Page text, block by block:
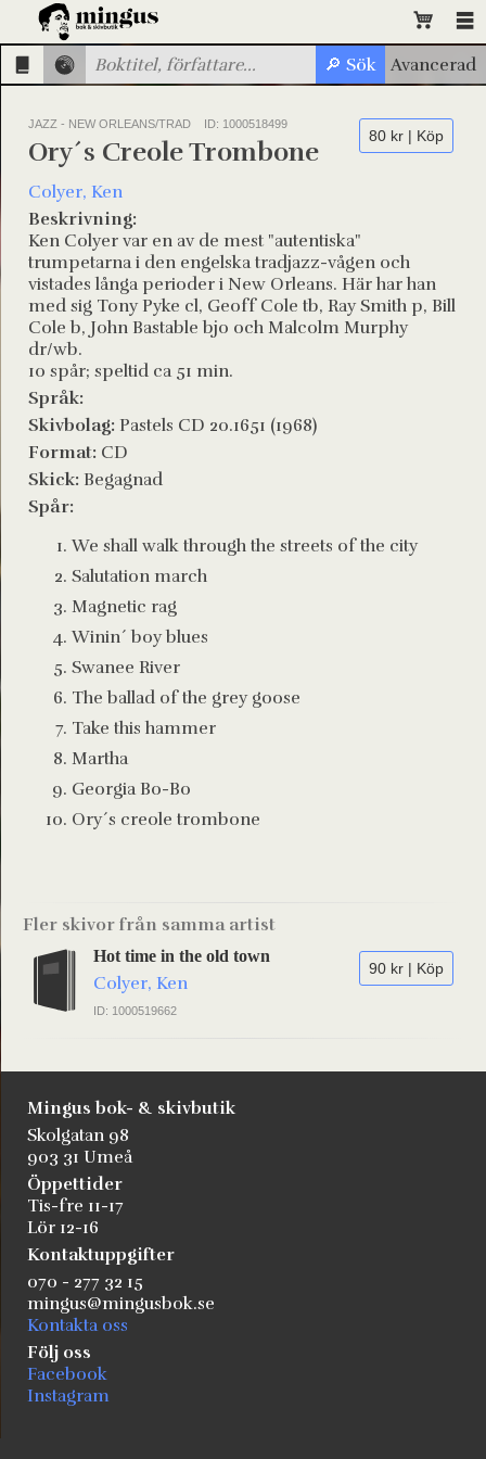
JAZZ - NEW ORLEANS/TRAD ID: 1000518499
80 kr | Köp
Ory´s Creole Trombone
Colyer, Ken
Beskrivning:
Ken Colyer var en av de mest "autentiska"
trumpetarna i den engelska tradjazz-vågen och
vistades långa perioder i New Orleans. Här har han
med sig Tony Pyke cl, Geoff Cole tb, Ray Smith p, Bill
Cole b, John Bastable bjo och Malcolm Murphy
dr/wb.
10 spår; speltid ca 51 min.
Språk:
Skivbolag: Pastels CD 20.1651 (1968)
Format: CD
Skick: Begagnad
Spår:
We shall walk through the streets of the city
Salutation march
Magnetic rag
Winin´ boy blues
Swanee River
The ballad of the grey goose
Take this hammer
Martha
Georgia Bo-Bo
Ory´s creole trombone
Fler skivor från samma artist
90 kr | Köp
Hot time in the old town
Colyer, Ken
ID: 1000519662
Mingus bok- & skivbutik
Skolgatan 98
903 31 Umeå
Öppettider
Tis-fre 11-17
Lör 12-16
Kontaktuppgifter
070 - 277 32 15
mingus@mingusbok.se
Kontakta oss
Följ oss
Facebook
Instagram